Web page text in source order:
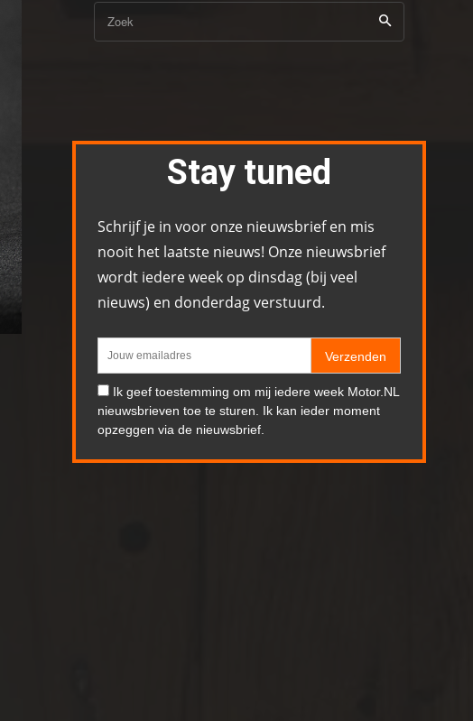
Zoek
Stay tuned
Schrijf je in voor onze nieuwsbrief en mis
nooit het laatste nieuws! Onze nieuwsbrief
wordt iedere week op dinsdag (bij veel
nieuws) en donderdag verstuurd.
Verzenden
Ik geef toestemming om mij iedere week Motor.NL
nieuwsbrieven toe te sturen. Ik kan ieder moment
opzeggen via de nieuwsbrief.